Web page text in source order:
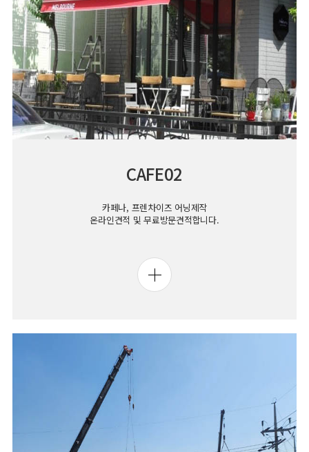
CAFE02
카페나, 프렌차이즈 어닝제작
온라인견적 및 무료방문견적합니다.